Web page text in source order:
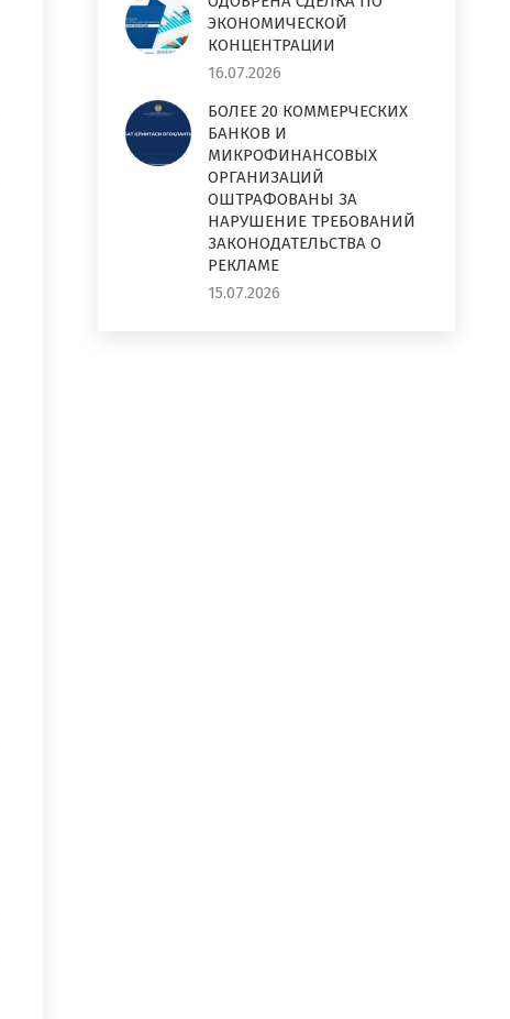
ЭКОНОМИЧЕСКОЙ
КОНЦЕНТРАЦИИ
16.07.2026
БОЛЕЕ 20 КОММЕРЧЕСКИХ
БАНКОВ И
МИКРОФИНАНСОВЫХ
ОРГАНИЗАЦИЙ
ОШТРАФОВАНЫ ЗА
НАРУШЕНИЕ ТРЕБОВАНИЙ
ЗАКОНОДАТЕЛЬСТВА О
РЕКЛАМЕ
15.07.2026